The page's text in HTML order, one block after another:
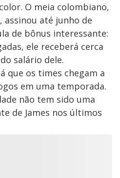
O meia colombiano,
assinou até junho de
de bônus interessante:
ele receberá cerca
salário dele.
que os times chegam a
em uma temporada.
não tem sido uma
de James nos últimos